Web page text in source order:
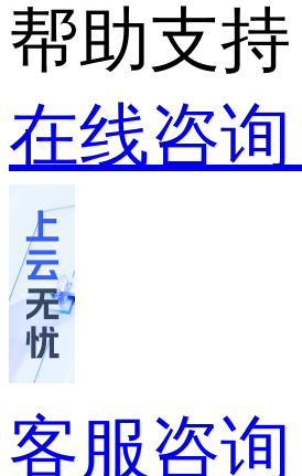
帮助支持
在线咨询
客服咨询